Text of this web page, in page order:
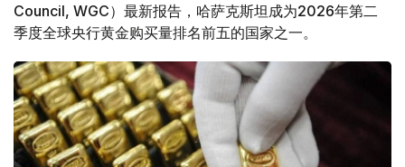
Council, WGC）最新报告，哈萨克斯坦成为2026年第二
季度全球央行黄金购买量排名前五的国家之一。